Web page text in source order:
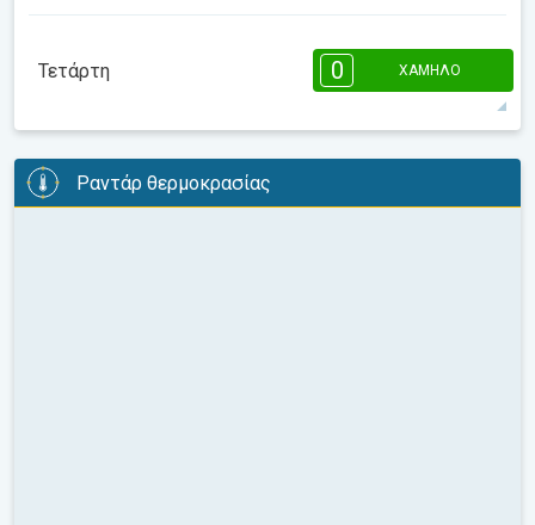
14:00 16:00 18:00
18:23 13°
Τετάρτη 0 ΧΑΜΗΛΌ
08:00
0 h 07:20 18:24 15°
Ραντάρ θερμοκρασίας